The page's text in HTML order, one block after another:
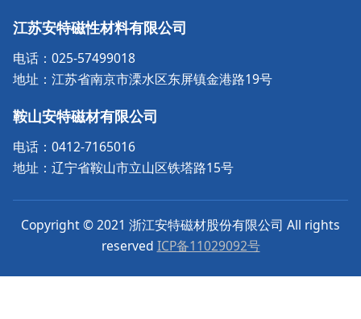
江苏安特磁性材料有限公司
电话：025-57499018
地址：江苏省南京市溧水区东屏镇金港路19号
鞍山安特磁材有限公司
电话：0412-7165016
地址：辽宁省鞍山市立山区铁塔路15号
Copyright © 2021 浙江安特磁材股份有限公司 All rights
reserved ICP备11029092号